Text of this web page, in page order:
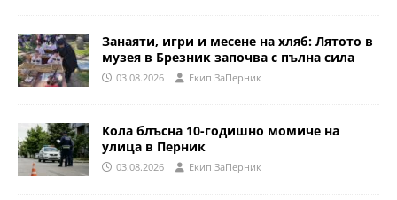
Занаяти, игри и месене на хляб: Лятото в
музея в Брезник започва с пълна сила
03.08.2026 Eкип ЗаПерник
Кола блъсна 10-годишно момиче на
улица в Перник
03.08.2026 Eкип ЗаПерник